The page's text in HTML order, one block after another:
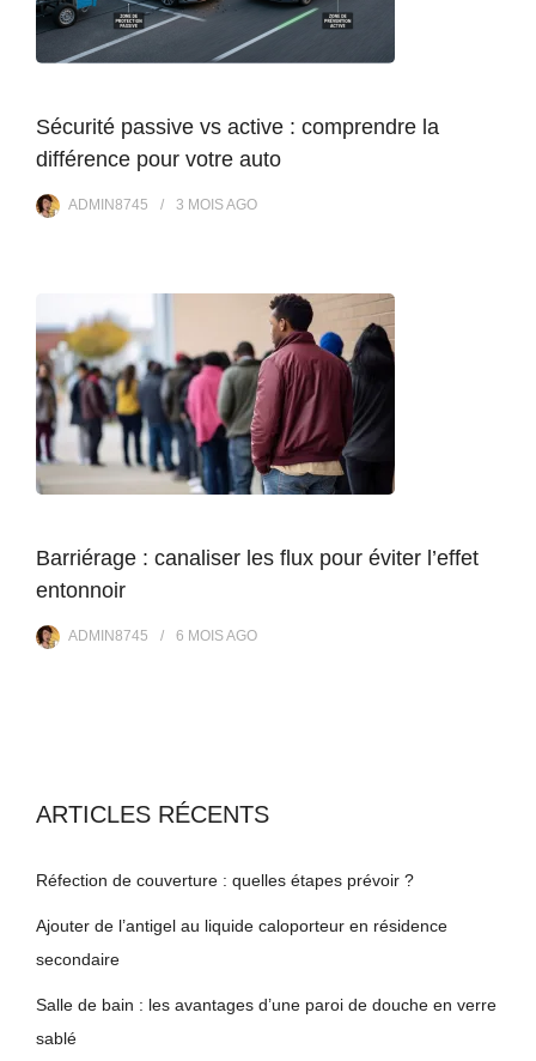
Sécurité passive vs active : comprendre la
différence pour votre auto
ADMIN8745 3 MOISAGO
Barriérage : canaliser les flux pour éviter l’effet
entonnoir
ADMIN8745 6 MOISAGO
ARTICLES RÉCENTS
Réfection de couverture : quelles étapes prévoir ?
Ajouter de l’antigel au liquide caloporteur en résidence
secondaire
Salle de bain : les avantages d’une paroi de douche en verre
sablé